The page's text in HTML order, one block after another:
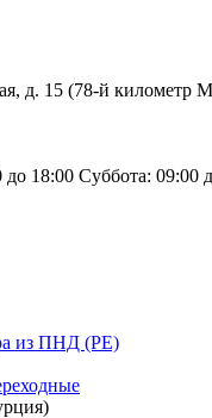
д. 15 (78-й
18:00 Суббота: 09:00
из ПНД (PE)